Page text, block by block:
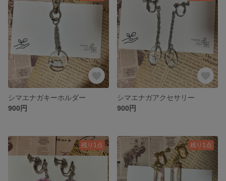
シマエナガキーホルダー
900円
シマエナガアクセサリー
900円
残り1点 残り1点